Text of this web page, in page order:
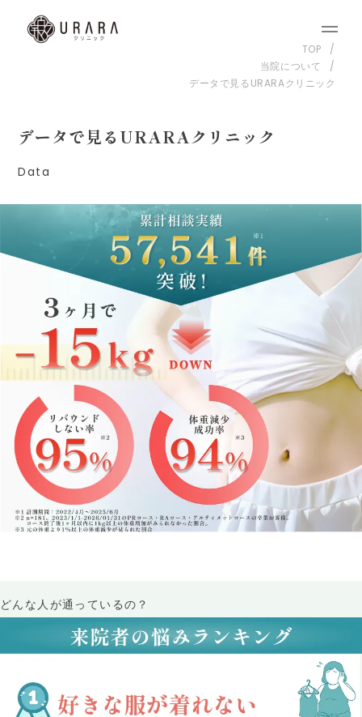
TOP
当院について
データで見るURARAクリニック
データで見るURARAクリニック
Data
どんな人が通っているの？